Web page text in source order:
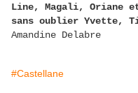
Line, Magali, Oriane et
sans oublier Yvette,
Amandine Delabre
#Castellane